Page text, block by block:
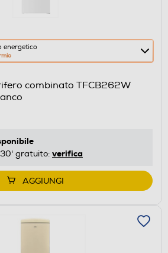
energetico
combinato TFCB262W
gratuito: verifica
AGGIUNGI